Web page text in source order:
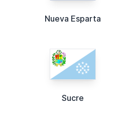
Nueva Esparta
Sucre